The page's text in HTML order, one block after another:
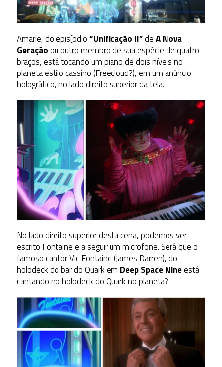
Amarie, do epis[odio“Unificação II”deA Nova
Geraçãoou outro membro de sua espécie de quatro
braços, está tocando um piano de dois níveis no
planeta estilo cassino (Freecloud?), em um anúncio
holográfico, no lado direito superior da tela.
No lado direito superior desta cena, podemos ver
escrito Fontaine e a seguir um microfone. Será que o
famoso cantor Vic Fontaine (James Darren), do
holodeck do bar do Quark em Deep Space Nineestá
cantando no holodeck do Quark no planeta?